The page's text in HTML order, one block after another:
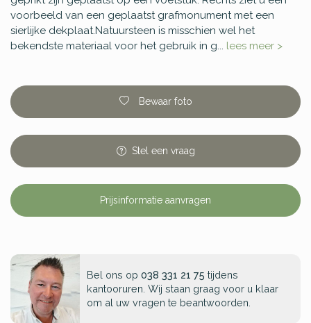
voorbeeld van een geplaatst grafmonument met een
sierlijke dekplaat.Natuursteen is misschien wel het
bekendste materiaal voor het gebruik in g... lees meer >
Bewaar foto
Stel een vraag
Prijsinformatie aanvragen
Bel ons op 038 331 21 75 tijdens
kantooruren. Wij staan graag voor u klaar
om al uw vragen te beantwoorden.